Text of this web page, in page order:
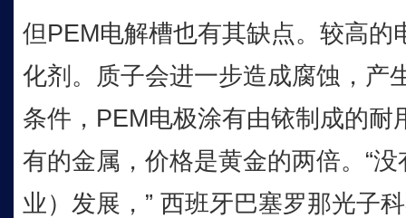
但PEM电解槽也有其缺点。较高的
化剂。质子会进一步造成腐蚀，产
条件，PEM电极涂有由铱制成的耐
有的金属，价格是黄金的两倍。“
业）发展，” 西班牙巴塞罗那光子